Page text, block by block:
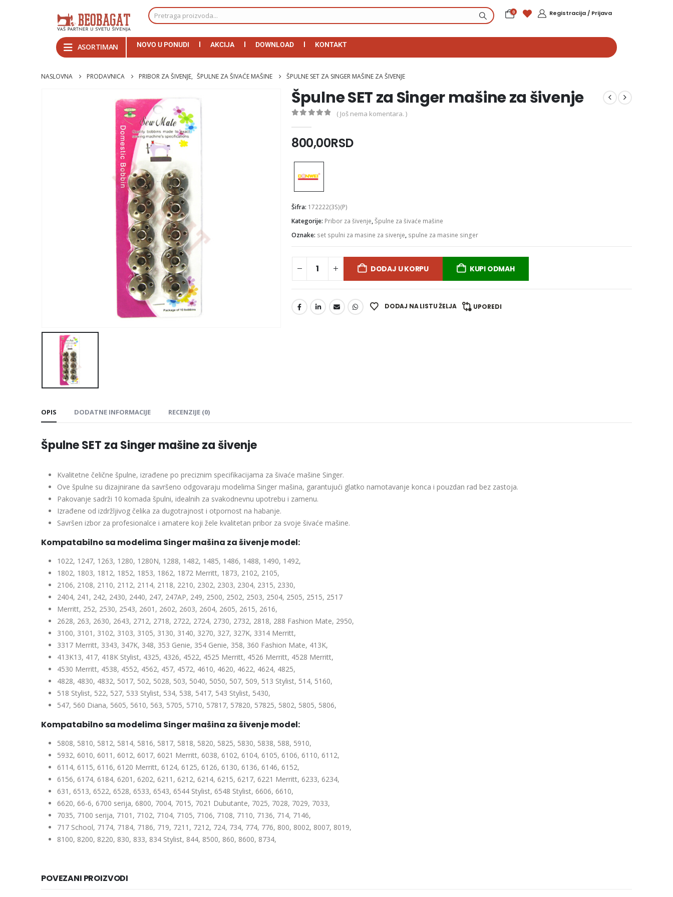
0 Registracija / Prijava
ASORTIMAN NOVO U PONUDI AKCIJA DOWNLOAD KONTAKT
NASLOVNA PRODAVNICA PRIBOR ZA ŠIVENJE, ŠPULNE ZA ŠIVAĆE MAŠINE ŠPULNE SET ZA SINGER MAŠINE ZA ŠIVENJE
Špulne SET za Singer mašine za šivenje
( Još nema komentara. )
800,00RSD
Šifra: 172222(3S)(P)
Kategorije: Pribor za šivenje,Špulne za šivaće mašine
Oznake: set spulni za masine za sivenje, spulne za masine singer
DODAJ U KORPU KUPI ODMAH
DODAJ NA LISTU ŽELJA UPOREDI
OPIS DODATNE INFORMACIJE RECENZIJE (0)
Špulne SET za Singer mašine za šivenje
Kvalitetne čelične špulne, izrađene po preciznim specifikacijama za šivaće mašine Singer.
Ove špulne su dizajnirane da savršeno odgovaraju modelima Singer mašina, garantujući glatko namotavanje konca i pouzdan rad bez zastoja.
Pakovanje sadrži 10 komada špulni, idealnih za svakodnevnu upotrebu i zamenu.
Izrađene od izdržljivog čelika za dugotrajnost i otpornost na habanje.
Savršen izbor za profesionalce i amatere koji žele kvalitetan pribor za svoje šivaće mašine.
Kompatabilno sa modelima Singer mašina za šivenje model:
1022, 1247, 1263, 1280, 1280N, 1288, 1482, 1485, 1486, 1488, 1490, 1492,
1802, 1803, 1812, 1852, 1853, 1862, 1872 Merritt, 1873, 2102, 2105,
2106, 2108, 2110, 2112, 2114, 2118, 2210, 2302, 2303, 2304, 2315, 2330,
2404, 241, 242, 2430, 2440, 247, 247AP, 249, 2500, 2502, 2503, 2504, 2505, 2515, 2517
Merritt, 252, 2530, 2543, 2601, 2602, 2603, 2604, 2605, 2615, 2616,
2628, 263, 2630, 2643, 2712, 2718, 2722, 2724, 2730, 2732, 2818, 288 Fashion Mate, 2950,
3100, 3101, 3102, 3103, 3105, 3130, 3140, 3270, 327, 327K, 3314 Merritt,
3317 Merritt, 3343, 347K, 348, 353 Genie, 354 Genie, 358, 360 Fashion Mate, 413K,
413K13, 417, 418K Stylist, 4325, 4326, 4522, 4525 Merritt, 4526 Merritt, 4528 Merritt,
4530 Merritt, 4538, 4552, 4562, 457, 4572, 4610, 4620, 4622, 4624, 4825,
4828, 4830, 4832, 5017, 502, 5028, 503, 5040, 5050, 507, 509, 513 Stylist, 514, 5160,
518 Stylist, 522, 527, 533 Stylist, 534, 538, 5417, 543 Stylist, 5430,
547, 560 Diana, 5605, 5610, 563, 5705, 5710, 57817, 57820, 57825, 5802, 5805, 5806,
Kompatabilno sa modelima Singer mašina za šivenje model:
5808, 5810, 5812, 5814, 5816, 5817, 5818, 5820, 5825, 5830, 5838, 588, 5910,
5932, 6010, 6011, 6012, 6017, 6021 Merritt, 6038, 6102, 6104, 6105, 6106, 6110, 6112,
6114, 6115, 6116, 6120 Merritt, 6124, 6125, 6126, 6130, 6136, 6146, 6152,
6156, 6174, 6184, 6201, 6202, 6211, 6212, 6214, 6215, 6217, 6221 Merritt, 6233, 6234,
631, 6513, 6522, 6528, 6533, 6543, 6544 Stylist, 6548 Stylist, 6606, 6610,
6620, 66-6, 6700 serija, 6800, 7004, 7015, 7021 Dubutante, 7025, 7028, 7029, 7033,
7035, 7100 serija, 7101, 7102, 7104, 7105, 7106, 7108, 7110, 7136, 714, 7146,
717 School, 7174, 7184, 7186, 719, 7211, 7212, 724, 734, 774, 776, 800, 8002, 8007, 8019,
8100, 8200, 8220, 830, 833, 834 Stylist, 844, 8500, 860, 8600, 8734,
POVEZANI PROIZVODI